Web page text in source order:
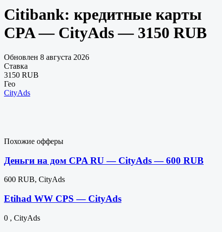
Citibank: кредитные карты
CPA — CityAds — 3150 RUB
Обновлен 8 августа 2026
Ставка
3150 RUB
Гео
CityAds
Похожие офферы
Деньги на дом CPA RU — CityAds — 600 RUB
600 RUB, CityAds
Etihad WW CPS — CityAds
0 , CityAds